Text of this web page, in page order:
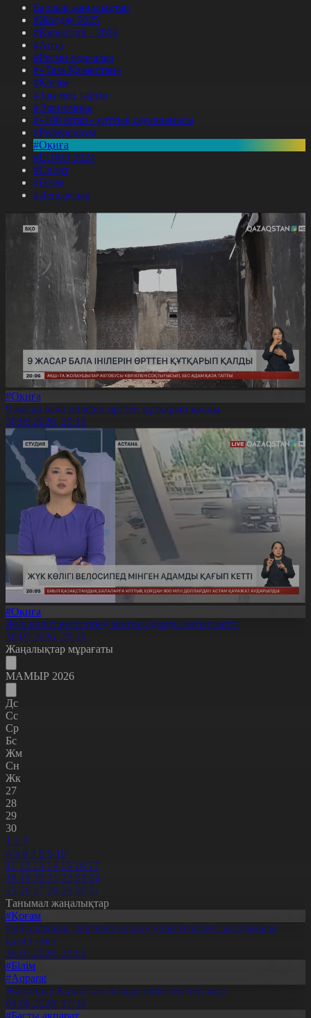
Барлық жаңалықтар
#Жолдау 2025
#Құрылтай - 2026
#Апта
#Ресми оқиғалар
#«Таза Қазақстан»
#Қоғам
#Заң мен тәртіп
#Экономика
#«100 кітап» ұлттық сауалнамасы
#Референдум
#Оқиға
#EURO 2024
#Спорт
#Әлем
#Денсаулық
#Оқиға
9 жасар бала інілерін өрттен құтқарып қалды
30.05.2026, 20:10
#Оқиға
Жүк көлігі велосипед мінген адамды қағып кетті
30.05.2026, 20:10
Жаңалықтар мұрағаты
МАМЫР 2026
Дс
Сс
Ср
Бс
Жм
Сн
Жк
27
28
29
30
1 2 3
4 5 6 7 8 9 10
11 12 13 14 15 16 17
18 19 20 21 22 23 24
25 26 27 28 29 30 31
Танымал жаңалықтар
#Қоғам
Енді салалық дәрігерге қаралу үшін терапевт жолдамасы
қажет емес
30.07.2026, 20:05
#Білім
#Aqparat
Жапондар Қазақстан өсімдіктерін зерттеп жүр
04.08.2026, 17:30
#Басты ақпарат